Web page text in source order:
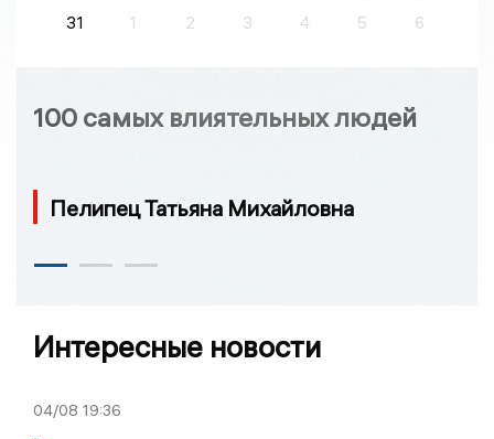
31
1 2 3 4 5 6
100 самых влиятельных людей
Пелипец Татьяна Михайловна
Интересные новости
04/08 19:36